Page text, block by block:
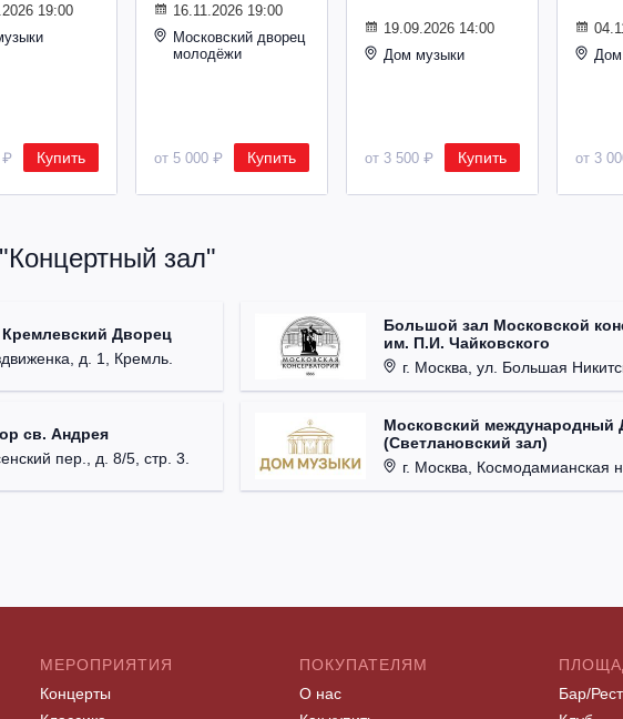
19:00
₽ Купить
16.11.2026 19:00
Московский дворец
молодёжи
от 5 000 ₽ Купить
19.09.2026 14:00
Дом музыки
от 3 500 ₽ Купить
Дом
от 3
зал"
Дворец
д. 1, Кремль.
св. Андрея
пер., д. 8/5, стр. 3.
Большой зал Московской
им. П.И. Чайковского
г. Москва, ул. Большая
Московский международный
(Светлановский зал)
г. Москва, Космодамианская
МЕРОПРИЯТИЯ
Концерты
ПОКУПАТЕЛЯМ
О нас
Бар/